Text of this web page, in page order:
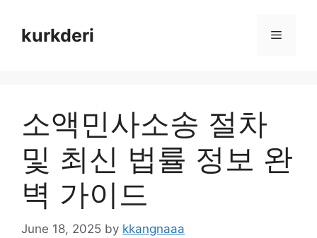
contentkurkderi Menu
소액민사소송 절차
및 최신 법률 정보 완
벽 가이드
June 18, 2025 by kkangnaaa